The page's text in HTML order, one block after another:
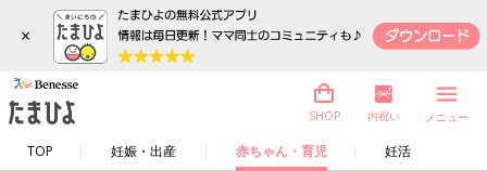
×
TOP 妊娠・出産 赤ちゃん・育児 妊活
SHOP 内祝い メニュー